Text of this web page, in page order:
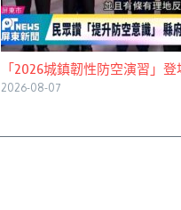
「2026城鎮韌性防空演習」
2026-08-07